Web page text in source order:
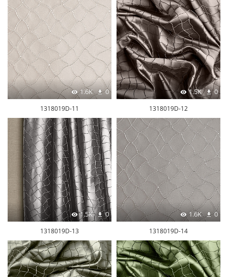
1.6K 0
1318019D-11
1.5K 0
1318019D-12
1.5K 0
1318019D-13
1.6K 0
1318019D-14